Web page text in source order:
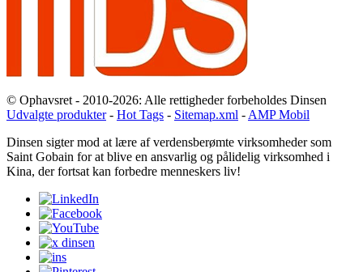
© Ophavsret - 2010-2026: Alle rettigheder forbeholdes Dinsen
Udvalgte produkter- Hot Tags - Sitemap.xml - AMP Mobil
Dinsen sigter mod at lære af verdensberømte virksomheder som
Saint Gobain for at blive en ansvarlig og pålidelig virksomhed i
Kina, der fortsat kan forbedre menneskers liv!